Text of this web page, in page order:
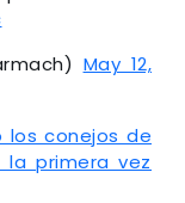
May 12,
los conejos de
la primera vez